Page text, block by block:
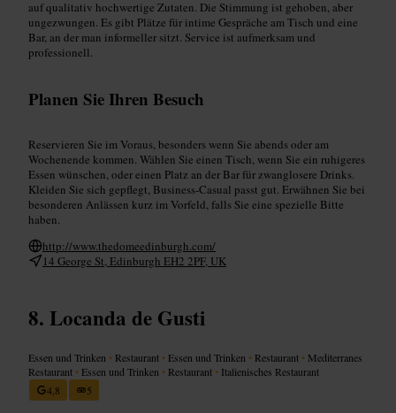
auf qualitativ hochwertige Zutaten. Die Stimmung ist gehoben, aber
ungezwungen. Es gibt Plätze für intime Gespräche am Tisch und eine
Bar, an der man informeller sitzt. Service ist aufmerksam und
professionell.
Planen Sie Ihren Besuch
Reservieren Sie im Voraus, besonders wenn Sie abends oder am
Wochenende kommen. Wählen Sie einen Tisch, wenn Sie ein ruhigeres
Essen wünschen, oder einen Platz an der Bar für zwanglosere Drinks.
Kleiden Sie sich gepflegt, Business-Casual passt gut. Erwähnen Sie bei
besonderen Anlässen kurz im Vorfeld, falls Sie eine spezielle Bitte
haben.
http://www.thedomeedinburgh.com/
14 George St, Edinburgh EH2 2PF, UK
Locanda de Gusti
Essen und Trinken • Restaurant • Essen und Trinken • Restaurant • Mediterranes
Restaurant • Essen und Trinken • Restaurant • Italienisches Restaurant
4,8
5